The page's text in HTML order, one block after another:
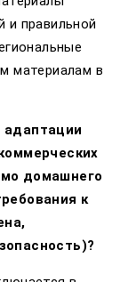
правильной
материалам в
адаптации
домашнего
к